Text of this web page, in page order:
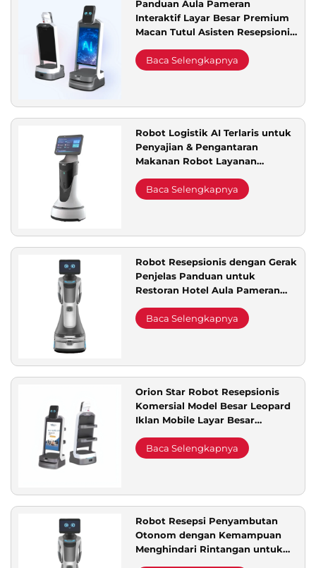
Dukungan Layanan
Hubungi Kami
Panduan Aula Pameran
Interaktif Layar Besar Premium
Macan Tutul Asisten Resepsionis
Promosi
Baca Selengkapnya
Robot Logistik AI Terlaris untuk
Penyajian & Pengantaran
Makanan Robot Layanan
Restoran & Hotel
Baca Selengkapnya
Robot Resepsionis dengan Gerak
Penjelas Panduan untuk
Restoran Hotel Aula Pameran
Penjualan
Baca Selengkapnya
Orion Star Robot Resepsionis
Komersial Model Besar Leopard
Iklan Mobile Layar Besar
Baca Selengkapnya
Robot Resepsi Penyambutan
Otonom dengan Kemampuan
Menghindari Rintangan untuk